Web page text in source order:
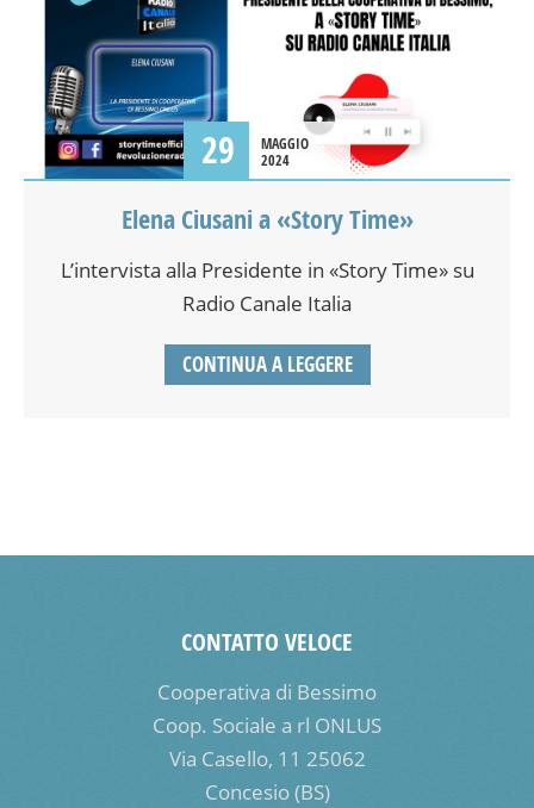
29
MAGGIO
2024
Elena Ciusani a «Story Time»
L’intervista alla Presidente in «Story Time» su
Radio Canale Italia
CONTINUA A LEGGERE
CONTATTO VELOCE
Cooperativa di Bessimo
Coop. Sociale a rl ONLUS
Via Casello, 11 25062
Concesio (BS)